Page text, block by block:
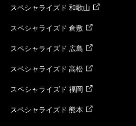
スペシャライズド 和歌山
スペシャライズド 倉敷
スペシャライズド 広島
スペシャライズド 高松
スペシャライズド 福岡
スペシャライズド 熊本